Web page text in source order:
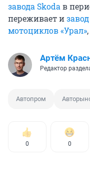
завода Skoda в
переживает и
мотоциклов «Урал»
Артём
Редактор
Автопром
0 0